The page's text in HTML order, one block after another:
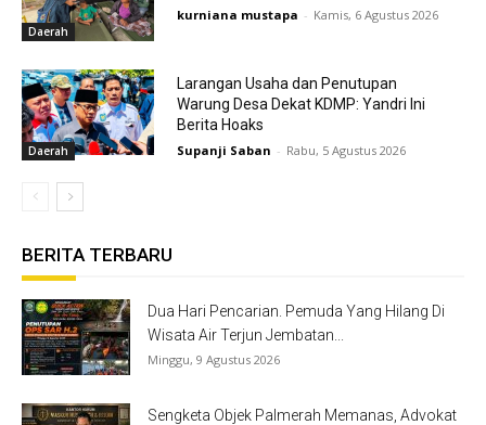
Daerah
kurniana mustapa - Kamis, 6 Agustus 2026
Daerah
Larangan Usaha dan Penutupan
Warung Desa Dekat KDMP: Yandri Ini
Berita Hoaks
Supanji Saban - Rabu, 5 Agustus 2026
BERITA TERBARU
Dua Hari Pencarian. Pemuda Yang Hilang Di
Wisata Air Terjun Jembatan...
Minggu, 9 Agustus 2026
Sengketa Objek Palmerah Memanas, Advokat